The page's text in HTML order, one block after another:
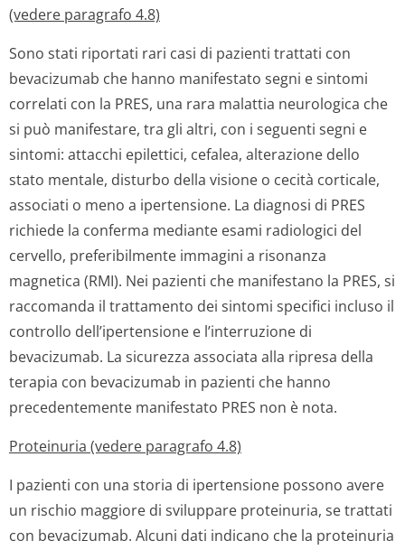
(vedere paragrafo 4.8)
Sono stati riportati rari casi di pazienti trattati con
bevacizumab che hanno manifestato segni e sintomi
correlati con la PRES, una rara malattia neurologica che
si può manifestare, tra gli altri, con i seguenti segni e
sintomi: attacchi epilettici, cefalea, alterazione dello
stato mentale, disturbo della visione o cecità corticale,
associati o meno a ipertensione. La diagnosi di PRES
richiede la conferma mediante esami radiologici del
cervello, preferibilmente immagini a risonanza
magnetica (RMI). Nei pazienti che manifestano la PRES, si
raccomanda il trattamento dei sintomi specifici incluso il
controllo dell’ipertensione e l’interruzione di
bevacizumab. La sicurezza associata alla ripresa della
terapia con bevacizumab in pazienti che hanno
precedentemente manifestato PRES non è nota.
Proteinuria (vedere paragrafo 4.8)
I pazienti con una storia di ipertensione possono avere
un rischio maggiore di sviluppare proteinuria, se trattati
con bevacizumab. Alcuni dati indicano che la proteinuria